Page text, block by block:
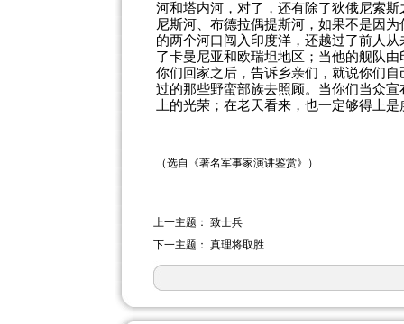
河和塔内河，对了，还有除了狄俄尼索
尼斯河、布德拉偶提斯河，如果不是因
的两个河口闯入印度洋，还越过了前人
了卡曼尼亚和欧瑞坦地区；当他的舰队
你们回家之后，告诉乡亲们，就说你们
过的那些野蛮部族去照顾。当你们当众
上的光荣；在老天看来，也一定够得上
（选自《著名军事家演讲鉴赏》）
上一主题： 致士兵
下一主题： 真理将取胜